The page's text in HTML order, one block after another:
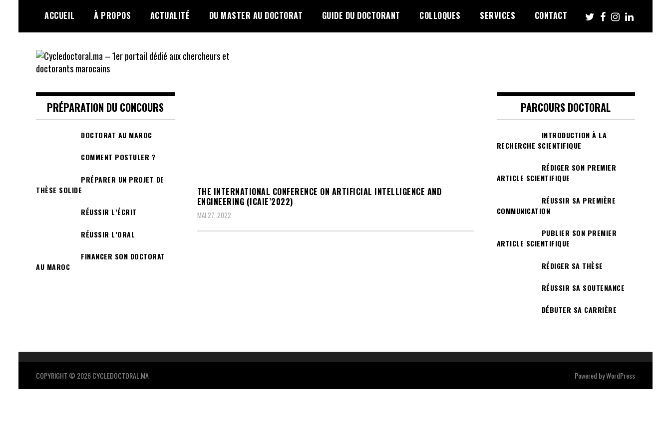
content
ACCUEIL À PROPOS ACTUALITÉ DU MASTER AU DOCTORAT GUIDE DU DOCTORANT COLLOQUES SERVICES CONTACT
Cycledoctoral.ma –
1er portail dédié
aux chercheurs et
doctorants
marocains
THE INTERNATIONAL CONFERENCE ON ARTIFICIAL INTELLIGENCE AND
ENGINEERING (ICAIE’2022)
MAI 27, 2022
PRÉPARATION DU CONCOURS
DOCTORAT AU MAROC
COMMENT POSTULER ?
PRÉPARER UN PROJET DE
THÈSE SOLIDE
RÉUSSIR L’ÉCRIT
RÉUSSIR L’ORAL
FINANCER SON DOCTORAT
AU MAROC
PARCOURS DOCTORAL
INTRODUCTION À LA
RECHERCHE SCIENTIFIQUE
RÉDIGER SON PREMIER
ARTICLE SCIENTIFIQUE
RÉUSSIR SA PREMIÈRE
COMMUNICATION
PUBLIER SON PREMIER
ARTICLE SCIENTIFIQUE
RÉDIGER SA THÈSE
RÉUSSIR SA SOUTENANCE
DÉBUTER SA CARRIÈRE
COPYRIGHT © 2026 CYCLEDOCTORAL.MA Powered byWordPress